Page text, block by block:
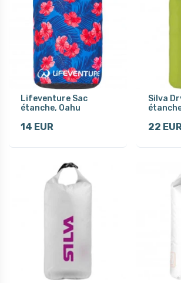
Lifeventure Sac
étanche, Oahu
14 EUR
Silva
22 EUR